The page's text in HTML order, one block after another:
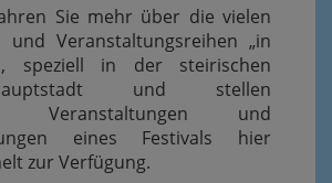
Sie mehr über die vielen
und Veranstaltungsreihen „in
, speziell in der steirischen
und stellen
Veranstaltungen und
eines Festivals hier
zur Verfügung.